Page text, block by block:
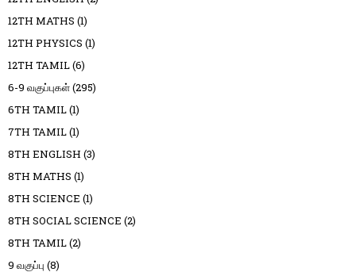
12TH MATHS (1)
12TH PHYSICS (1)
12TH TAMIL(6)
6-9 வகுப்புகள்(295)
6TH TAMIL(1)
7TH TAMIL(1)
8TH ENGLISH (3)
8TH MATHS (1)
8TH SCIENCE (1)
8TH SOCIAL SCIENCE (2)
8TH TAMIL(2)
9 வகுப்பு (8)